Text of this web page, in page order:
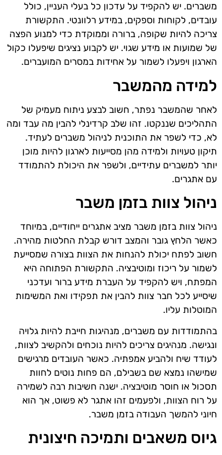
משברים. יש להקפיד על עדכון כל בעלי העניין, כולל
עובדים, לקוחות וספקים, במידע רלוונטי. התקשורת
צריכה להיות שקופה, ברורה וממוקדת כדי למנוע הפצה
של שמועות או מידע שגוי. יש לקבוע נציגים שיפעלו כקול
הארגון ויפעלו לשמור על אחידות במסרים המועברים.
למידה מהמשבר
לאחר שהמשבר נפתר, חשוב לבצע ניתוח מעמיק של
התהליכים שננקטו. זהו שלב קרדינלי להבין מה עבד ומה
לא, כדי לשפר את התוכנית לניהול משברים לעתיד.
תיקון טעויות ולמידה מהן מסייעות לארגון להיות מוכן
יותר למשברים עתידיים, ולשפר את היכולת להתמודד
עם אתגרים.
ניהול צוות בזמן משבר
ניהול צוות בזמן משבר מציב אתגרים ייחודיים, במיוחד
כאשר הלחץ גובר והמצב דורש קבלת החלטות מהירה.
חשוב לפתח יכולת להנחות את הצוות בצורה שמסייעת
לשמור על ריכוז ומוטיבציה. התקשורת הפתוחה היא
המפתח, ויש להקפיד על העברת מידע ברור ועדכני
שיסייע לכל חבר צוות להבין את תפקידו ואת המשימות
המוטלות עליו.
בהתמודדות עם משברים, מנהיגות חייבת להיות גלויה
ונגישה. מנהיגים צריכים להיות נוכחים ולהקשיב לצוות,
לעודד שיח ולהביע אמפתיה. כאשר העובדים מרגישים
שמישהו נמצא שם בשבילם, הם פחות נוטים לחוות
תסכול או חוסר מוטיבציה. ישנה חשיבות רבה לשמירה
על רוח הצוות, ולפעמים זהו אתגר לא פשוט, אך הוא
חיוני להמשך העבודה בזמן משבר.
גיוס משאבים ותמיכה חיצונית